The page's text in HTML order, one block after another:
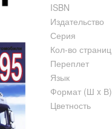
ISBN
Издательство
Серия
Кол-во страниц
Переплет
Язык
Формат (Ш x В)
Цветность